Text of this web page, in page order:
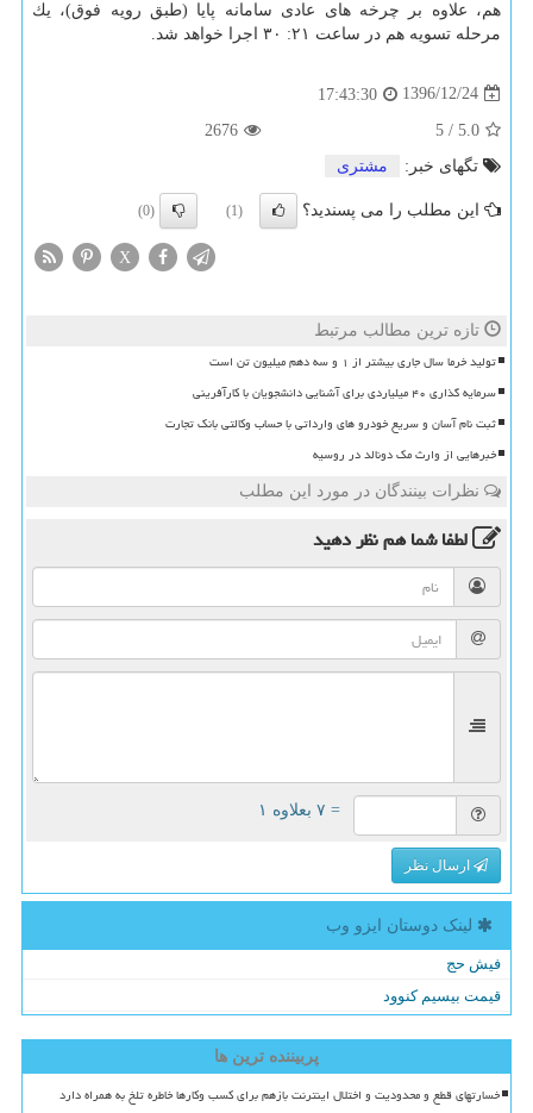
هم، علاوه بر چرخه های عادی سامانه پایا (طبق رویه فوق)، یك
مرحله تسویه هم در ساعت ۲۱: ۳۰ اجرا خواهد شد.
1396/12/24
17:43:30
5.0
/
5
2676
تگهای خبر:
مشتری
این مطلب را می پسندید؟ (1)
(0)
X
تازه ترین مطالب مرتبط
تولید خرما سال جاری بیشتر از ۱ و سه دهم میلیون تن است
سرمایه گذاری ۴۰ میلیاردی برای آشنایی دانشجویان با کارآفرینی
ثبت نام آسان و سریع خودرو های وارداتی با حساب وکالتی بانک تجارت
خبرهایی از وارث مک دونالد در روسیه
نظرات بینندگان در مورد این مطلب
لطفا شما همنظر دهید
= ۷ بعلاوه ۱
ارسال نظر
لینک دوستان ایزو وب
فیش حج
قیمت بیسیم کنوود
پربیننده ترین ها
خسارتهای قطع و محدودیت و اختلال اینترنت بازهم برای کسب وکارها خاطره تلخ به همراه دارد